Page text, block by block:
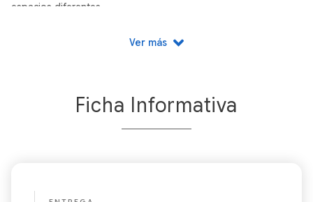
espacios diferentes.
terrazas muy amplias y una más en espacio exterior de sala-
adquirir un producto con espacios amplios dentro de una
rápido a todos los servicios.
Ver más
Ficha Informativa